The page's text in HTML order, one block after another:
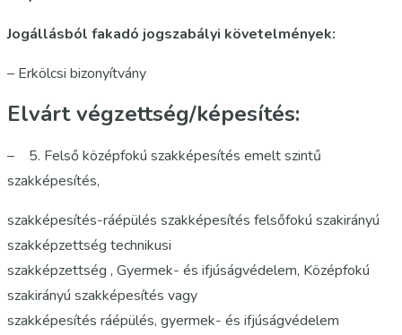
Jogállásból fakadó jogszabályi követelmények:
– Erkölcsi bizonyítvány
Elvárt végzettség/képesítés:
– 5. Felső középfokú szakképesítés emelt szintű
szakképesítés,
szakképesítés-ráépülés szakképesítés felsőfokú szakirányú
szakképzettség technikusi
szakképzettség , Gyermek- és ifjúságvédelem, Középfokú
szakirányú szakképesítés vagy
szakképesítés ráépülés, gyermek- és ifjúságvédelem